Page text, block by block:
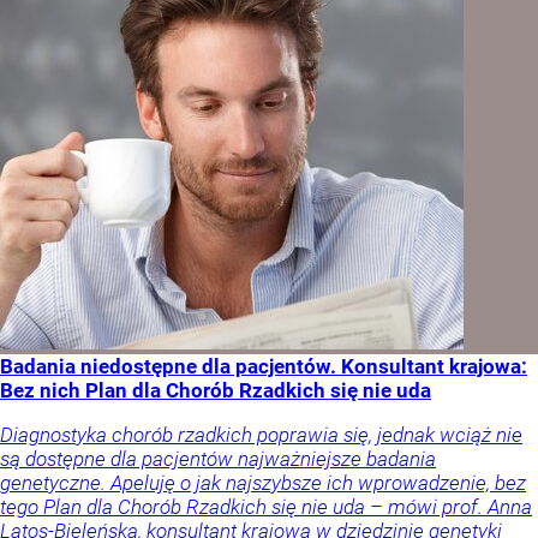
Badania niedostępne dla pacjentów. Konsultant krajowa:
Bez nich Plan dla Chorób Rzadkich się nie uda
Diagnostyka chorób rzadkich poprawia się, jednak wciąż nie
są dostępne dla pacjentów najważniejsze badania
genetyczne. Apeluję o jak najszybsze ich wprowadzenie, bez
tego Plan dla Chorób Rzadkich się nie uda – mówi prof. Anna
Latos-Bieleńska, konsultant krajowa w dziedzinie genetyki